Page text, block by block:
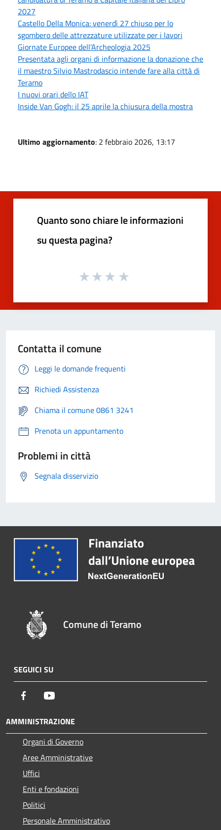
2027
Castello Della Monica: venerdì 27 chiuso per lo
sgombero delle attrezzature utilizzate per i lavori
Giornate Europee dell'Archeologia 2025
Presentata agli organi di informazione la donazione che
il maestro Silvio Mastrodascio intende fare alla città di
Teramo
I nuovi orari dello IAT
Inside Van Gogh: il 25 aprile la chiusura della mostra
Ultimo aggiornamento: 2 febbraio 2026, 13:17
Quanto sono chiare le informazioni
su questa pagina?
Contatta il comune
Leggi le domande frequenti
Richiedi Assistenza
Chiama il comune 0861 3241
Prenota un appuntamento
Problemi in città
Segnala disservizio
Comune di Teramo
SEGUICI SU
Facebook
AMMINISTRAZIONE
Organi di Governo
Aree Amministrative
Uffici
Enti e fondazioni
Politici
Personale Amministrativo